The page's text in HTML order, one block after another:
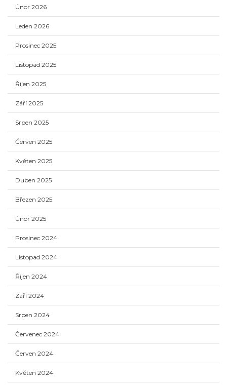
Únor 2026
Leden 2026
Prosinec 2025
Listopad 2025
Říjen 2025
Září 2025
Srpen 2025
Červen 2025
Květen 2025
Duben 2025
Březen 2025
Únor 2025
Prosinec 2024
Listopad 2024
Říjen 2024
Září 2024
Srpen 2024
Červenec 2024
Červen 2024
Květen 2024